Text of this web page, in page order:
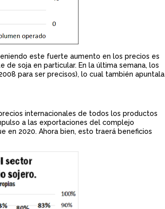
este fuerte aumento en los precios es
soja en particular. En la última semana, los
para ser precisos), lo cual también apuntala
internacionales de todos los productos
a las exportaciones del complejo
en 2020. Ahora bien, esto traerá beneficios